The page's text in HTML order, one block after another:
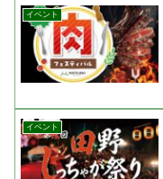
イベント
イベント